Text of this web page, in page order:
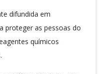
difundida em
proteger as pessoas do
químicos